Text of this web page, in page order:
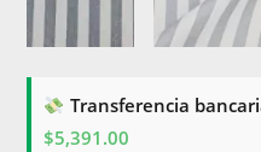
Transferencia
$5,391.00